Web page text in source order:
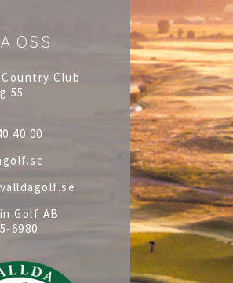
OSS
Club
55
40 00
Golf AB
6980